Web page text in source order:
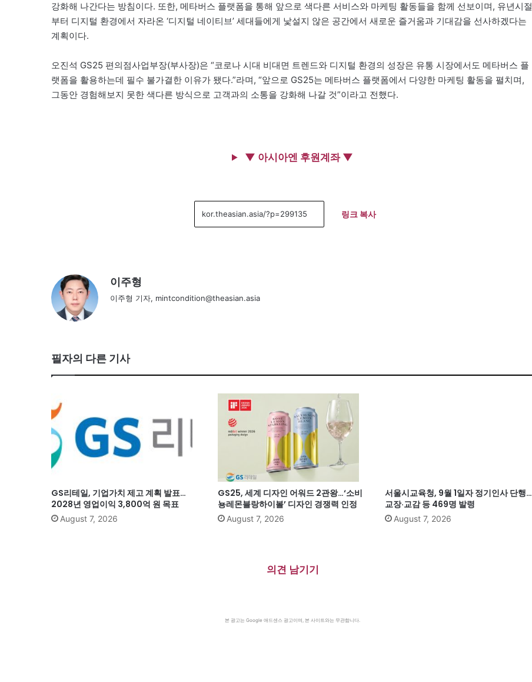
강화해 나간다는 방침이다. 또한, 메타버스 플랫폼을 통해 앞으로 색다른 서비스와 마케팅 활동들을 함께 선보이며, 유년시절
부터 디지털 환경에서 자라온 ‘디지털 네이티브’ 세대들에게 낯설지 않은 공간에서 새로운 즐거움과 기대감을 선사하겠다는
계획이다.
오진석 GS25 편의점사업부장(부사장)은 “코로나 시대 비대면 트렌드와 디지털 환경의 성장은 유통 시장에서도 메타버스 플
랫폼을 활용하는데 필수 불가결한 이유가 됐다.”라며, “앞으로 GS25는 메타버스 플랫폼에서 다양한 마케팅 활동을 펼치며,
그동안 경험해보지 못한 색다른 방식으로 고객과의 소통을 강화해 나갈 것”이라고 전했다.
▼ 아시아엔 후원계좌 ▼
링크 복사
이주형
이주형 기자, mintcondition@theasian.asia
필자의 다른 기사
GS리테일, 기업가치 제고 계획 발표…
2028년 영업이익 3,800억 원 목표
August 7, 2026
GS25, 세계 디자인 어워드 2관왕…‘소비
뇽레몬블랑하이볼’ 디자인 경쟁력 인정
August 7, 2026
서울시교육청, 9월 1일자 정기인사 단행…
교장·교감 등 469명 발령
August 7, 2026
의견 남기기
본 광고는 Google 애드센스 광고이며, 본 사이트와는 무관합니다.